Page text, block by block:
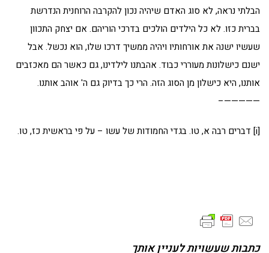
הבלתי נראה, לא סוג האדם שיהיה נכון להקרבה הרוחנית הנדרשת
בברית כזו. לא כל הילדים הולכים בדרכי הוריהם. אם יצחק התכוון
שעשיו ישנה את אורחותיו ויהיה ממשיך דרכו שלו, הוא נכשל. אבל
ישנם כישלונות מעוררי כבוד. אהבתנו לילדינו, גם כאשר הם מאכזבים
אותנו, היא כישלון מן הסוג הזה. הרי כך בדיוק גם ה' אוהב אותנו.
—————–
[i] דברים רבה א, טו. בגדי החמודות של עשו – על פי בראשית כז, טו.
כתבות שעשויות לעניין אותך